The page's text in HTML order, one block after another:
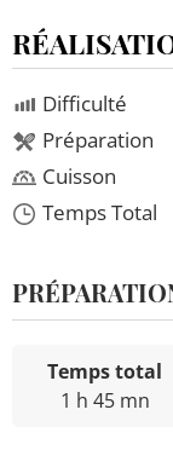
Difficulté
Préparation
Cuisson
Temps Total
Temps total
1 h 45 mn